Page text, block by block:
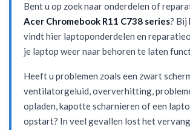
Bent u op zoek naar onderdelen of
Acer Chromebook R11 C738 series? Bij
vindt hier laptoponderdelen en
je laptop weer naar behoren te laten
Heeft u problemen zoals een zwart
ventilatorgeluid, oververhitting,
opladen, kapotte scharnieren of een
opstart? In veel gevallen lost het